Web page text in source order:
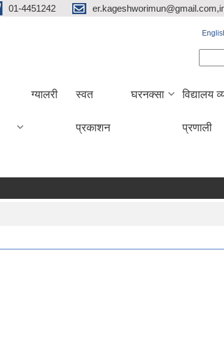
01-4451242
ग्यालरी स्वत
प्रकाशन
घरनक्सा विद्यालय
प्रणाली